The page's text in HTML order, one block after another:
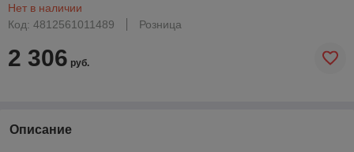
Нет в наличии
Код: 4812561011489
Розница
2 306 руб.
Описание